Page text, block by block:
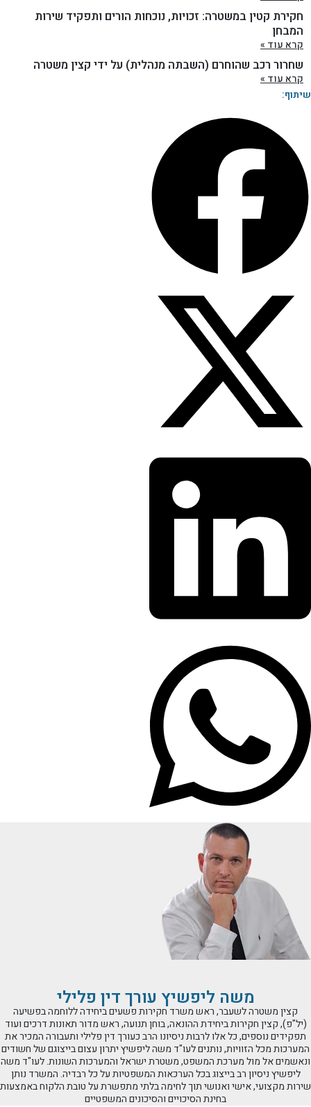
חקירת קטין במשטרה: זכויות, נוכחות הורים ותפקיד שירות
המבחן
קרא עוד »
שחרור רכב שהוחרם (השבתה מנהלית) על ידי קצין משטרה
קרא עוד »
שיתוף:
משה ליפשיץ עורך דין פלילי
קצין משטרה לשעבר, ראש משרד חקירות פשעים ביחידה ללוחמה בפשיעה
(יל"פ), קצין חקירות ביחידת ההונאה, בוחן תנועה, ראש מדור תאונות דרכים ועוד
תפקידים נוספים, כל אלו לרבות ניסיונו הרב כעורך דין פלילי ותעבורה המכיר את
המערכות מכל הזוויות, נותנים לעו"ד משה ליפשיץ יתרון עצום בייצוגם של חשודים
ונאשמים אל מול מערכת המשפט, משטרת ישראל והמערכות השונות. לעו"ד משה
ליפשיץ ניסיון רב בייצוג בכל הערכאות המשפטיות על כל רבדיה. המשרד נותן
שירות מקצועי, אישי ואנושי תוך לחימה בלתי מתפשרת על טובת הלקוח באמצעות
בחינת הסיכויים והסיכונים המשפטיים